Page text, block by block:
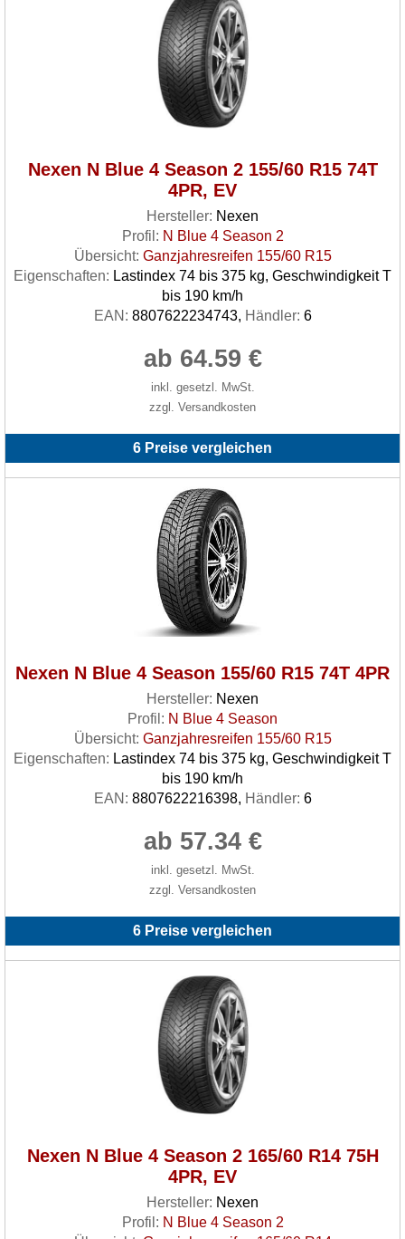
Nexen N Blue 4 Season 2 155/60 R15 74T
4PR, EV
Hersteller: Nexen
Profil: N Blue 4 Season 2
Übersicht: Ganzjahresreifen 155/60 R15
Eigenschaften: Lastindex 74 bis 375 kg, Geschwindigkeit T
bis 190 km/h
EAN: 8807622234743, Händler: 6
ab 64.59 €
inkl. gesetzl. MwSt.
zzgl. Versandkosten
6 Preise vergleichen
Nexen N Blue 4 Season 155/60 R15 74T 4PR
Hersteller: Nexen
Profil: N Blue 4 Season
Übersicht: Ganzjahresreifen 155/60 R15
Eigenschaften: Lastindex 74 bis 375 kg, Geschwindigkeit T
bis 190 km/h
EAN: 8807622216398, Händler: 6
ab 57.34 €
inkl. gesetzl. MwSt.
zzgl. Versandkosten
6 Preise vergleichen
Nexen N Blue 4 Season 2 165/60 R14 75H
4PR, EV
Hersteller: Nexen
Profil: N Blue 4 Season 2